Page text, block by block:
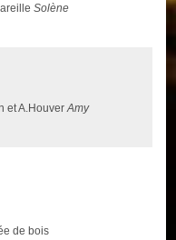
Solène
et A.HouverAmy
de bois